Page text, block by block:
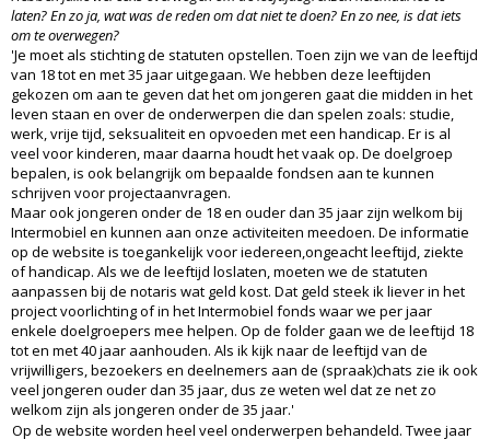
laten? En zo ja, wat was de reden om dat niet te doen? En zo nee, is dat iets
om te overwegen?
'Je moet als stichting de statuten opstellen. Toen zijn we van de leeftijd
van 18 tot en met 35 jaar uitgegaan. We hebben deze leeftijden
gekozen om aan te geven dat het om jongeren gaat die midden in het
leven staan en over de onderwerpen die dan spelen zoals: studie,
werk, vrije tijd, seksualiteit en opvoeden met een handicap. Er is al
veel voor kinderen, maar daarna houdt het vaak op. De doelgroep
bepalen, is ook belangrijk om bepaalde fondsen aan te kunnen
schrijven voor projectaanvragen.
Maar ook jongeren onder de 18 en ouder dan 35 jaar zijn welkom bij
Intermobiel en kunnen aan onze activiteiten meedoen. De informatie
op de website is toegankelijk voor iedereen,ongeacht leeftijd, ziekte
of handicap. Als we de leeftijd loslaten, moeten we de statuten
aanpassen bij de notaris wat geld kost. Dat geld steek ik liever in het
project voorlichting of in het Intermobiel fonds waar we per jaar
enkele doelgroepers mee helpen. Op de folder gaan we de leeftijd 18
tot en met 40 jaar aanhouden. Als ik kijk naar de leeftijd van de
vrijwilligers, bezoekers en deelnemers aan de (spraak)chats zie ik ook
veel jongeren ouder dan 35 jaar, dus ze weten wel dat ze net zo
welkom zijn als jongeren onder de 35 jaar.'
Op de website worden heel veel onderwerpen behandeld. Twee jaar